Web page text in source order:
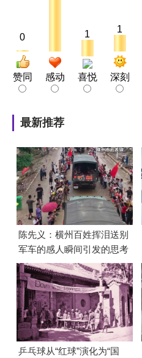
0
赞同 感动
1
喜悦
1
深刻
最新推荐
陈先义：横州百姓挥泪送别
军车的感人瞬间引发的思考
乒乓球从“红球”演化为“国